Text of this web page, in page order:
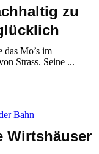
zu
das Mo’s im
Strass. Seine ...
Wirtshäuser